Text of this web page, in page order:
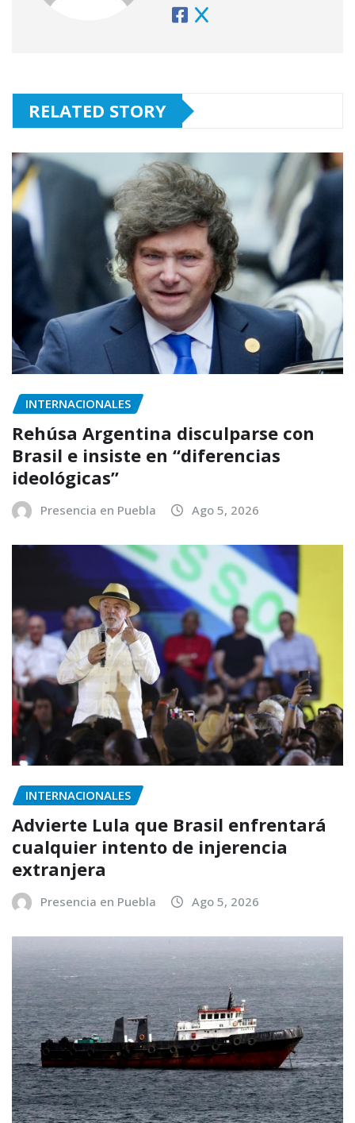
RELATED STORY
INTERNACIONALES
Rehúsa Argentina disculparse con
Brasil e insiste en “diferencias
ideológicas”
Presencia en Puebla Ago 5, 2026
INTERNACIONALES
Advierte Lula que Brasil enfrentará
cualquier intento de injerencia
extranjera
Presencia en Puebla Ago 5, 2026